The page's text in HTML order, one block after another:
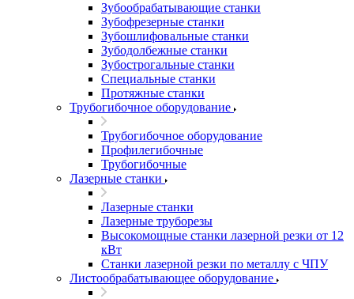
Зубообрабатывающие станки
Зубофрезерные станки
Зубошлифовальные станки
Зубодолбежные станки
Зубострогальные станки
Специальные станки
Протяжные станки
Трубогибочное оборудование
Трубогибочное оборудование
Профилегибочные
Трубогибочные
Лазерные станки
Лазерные станки
Лазерные труборезы
Высокомощные станки лазерной резки от 12
кВт
Станки лазерной резки по металлу с ЧПУ
Листообрабатывающее оборудование